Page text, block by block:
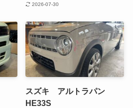
2026-07-30
スズキ アルトラパン
HE33S